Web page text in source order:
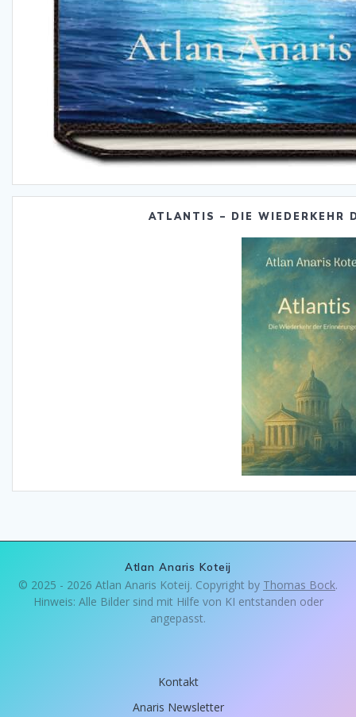
ATLANTIS – DIE WIEDERKEHR
Atlan Anaris Koteij
© 2025 - 2026 Atlan Anaris Koteij. Copyright by Thomas Bock.
Hinweis: Alle Bilder sind mit Hilfe von KI entstanden oder
angepasst.
Kontakt
Anaris Newsletter